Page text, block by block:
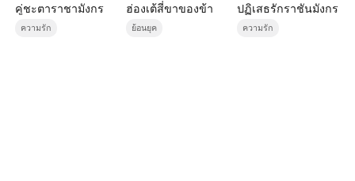
คู่ชะตาราชามังกร
ความรัก
ฮ่องเต้สี่ขาของข้า
ย้อนยุค
ปฏิเสธรักราชันมังกร
ความรัก